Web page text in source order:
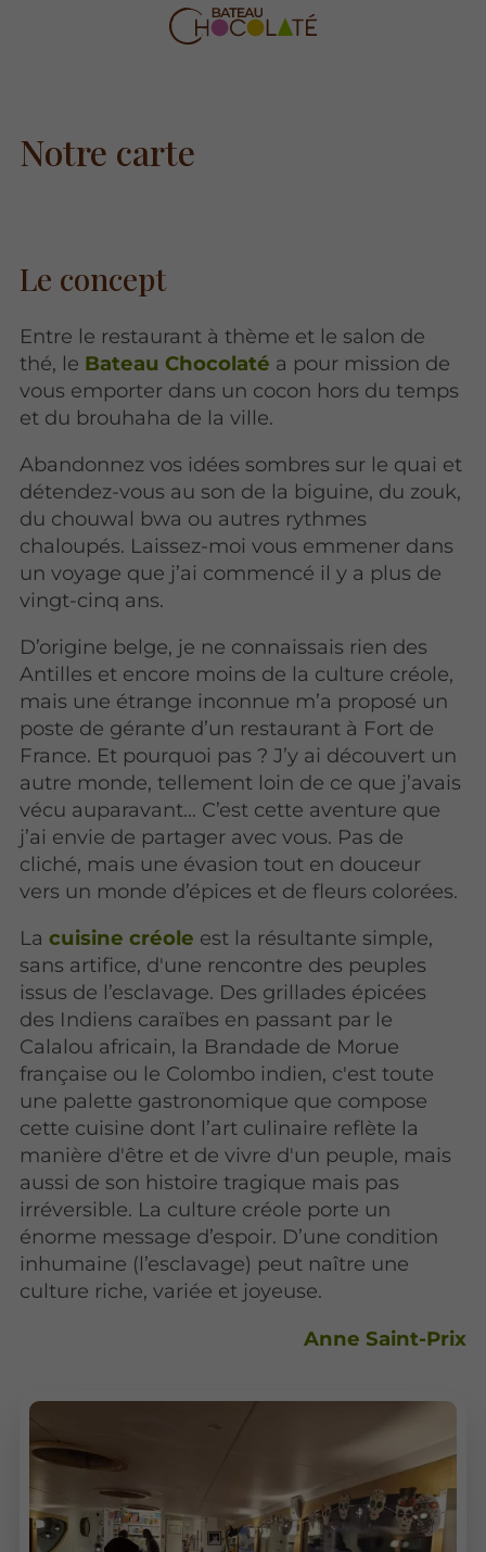
Notre carte
Le concept
Entre le restaurant à thème et le salon de
thé, le Bateau Chocolaté a pour mission de
vous emporter dans un cocon hors du temps
et du brouhaha de la ville.
Abandonnez vos idées sombres sur le quai et
détendez-vous au son de la biguine, du zouk,
du chouwal bwa ou autres rythmes
chaloupés. Laissez-moi vous emmener dans
un voyage que j’ai commencé il y a plus de
vingt-cinq ans.
D’origine belge, je ne connaissais rien des
Antilles et encore moins de la culture créole,
mais une étrange inconnue m’a proposé un
poste de gérante d’un restaurant à Fort de
France. Et pourquoi pas ? J’y ai découvert un
autre monde, tellement loin de ce que j’avais
vécu auparavant… C’est cette aventure que
j’ai envie de partager avec vous. Pas de
cliché, mais une évasion tout en douceur
vers un monde d’épices et de fleurs colorées.
Lacuisine créole est la résultante simple,
sans artifice, d'une rencontre des peuples
issus de l’esclavage. Des grillades épicées
des Indiens caraïbes en passant par le
Calalou africain, la Brandade de Morue
française ou le Colombo indien, c'est toute
une palette gastronomique que compose
cette cuisine dont l’art culinaire reflète la
manière d'être et de vivre d'un peuple, mais
aussi de son histoire tragique mais pas
irréversible. La culture créole porte un
énorme message d’espoir. D’une condition
inhumaine (l’esclavage) peut naître une
culture riche, variée et joyeuse.
Anne Saint-Prix